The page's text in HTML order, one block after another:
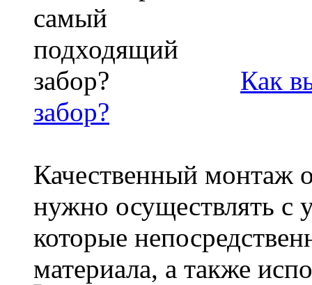
Как
забор?
Качественный монтаж
нужно осуществлять с
которые
материала, а также